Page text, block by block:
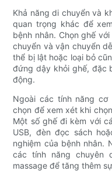
Khả năng di chuyển và
quan trọng khác để
bệnh nhân. Chọn ghế
chuyển và vận chuyển
thể bị lật hoặc loại bỏ
đứng dậy khỏi ghế, đặc
động.
Ngoài các tính năng
chọn để xem xét khi
Một số ghế đi kèm với
USB, đèn đọc sách
nghiệm của bệnh nhân.
các tính năng chuyên
massage để tăng thêm